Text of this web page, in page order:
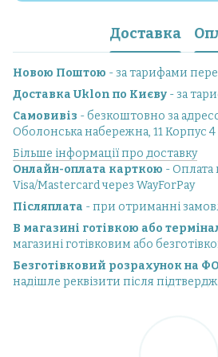
Доставка
Новою Поштою - за тарифами
Доставка Uklon по Києву - за
Самовивіз - безкоштовно за
Оболонська набережна, 11 Корпус 4
Більше інформації про доставку
Онлайн-оплата карткою - Оплата
Visa/Mastercard через WayForPay
Післяплата - при отриманні
В магазині готівкою або
магазині готівковим або
Безготівковий розрахунок на
надішле реквізити після